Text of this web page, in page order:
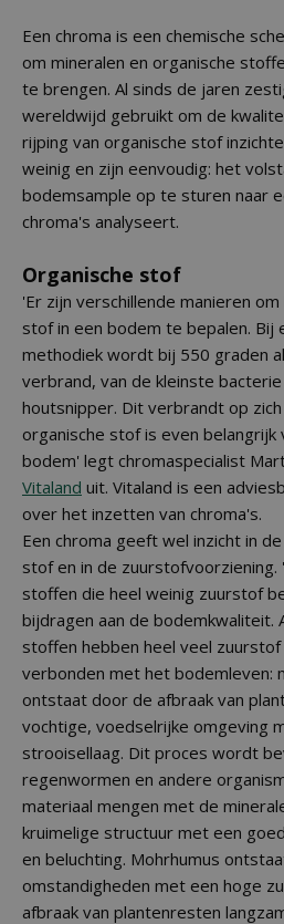
Een chroma is een chemische
om mineralen en organische
te brengen. Al sinds de jaren
wereldwijd gebruikt om de
rijping van organische stof
weinig en zijn eenvoudig: het
bodemsample op te sturen naar
chroma's analyseert.
Organische stof
'Er zijn verschillende manieren
stof in een bodem te bepalen. Bij
methodiek wordt bij 550 graden
verbrand, van de kleinste
houtsnipper. Dit verbrandt op
organische stof is even
bodem' legt chromaspecialist
Vitaland uit. Vitaland is een
over het inzetten van chroma's.
Een chroma geeft wel inzicht in
stof en in de zuurstofvoorziening.
stoffen die heel weinig zuurstof
bijdragen aan de bodemkwaliteit.
stoffen hebben heel veel
verbonden met het bodemleven:
ontstaat door de afbraak van
vochtige, voedselrijke omgeving
strooisellaag. Dit proces wordt
regenwormen en andere
materiaal mengen met de
kruimelige structuur met een
en beluchting. Mohrhumus
omstandigheden met een hoge
afbraak van plantenresten